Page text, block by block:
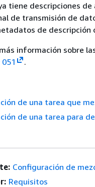
tiene descripciones
de transmisión de
de descripción
información sobre
051
.
de una tarea que
de una tarea para
Configuración de
Requisitos